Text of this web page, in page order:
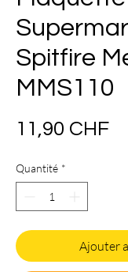
Spitfire
MMS110
11,90 CHF
Quantité *
Ajouter